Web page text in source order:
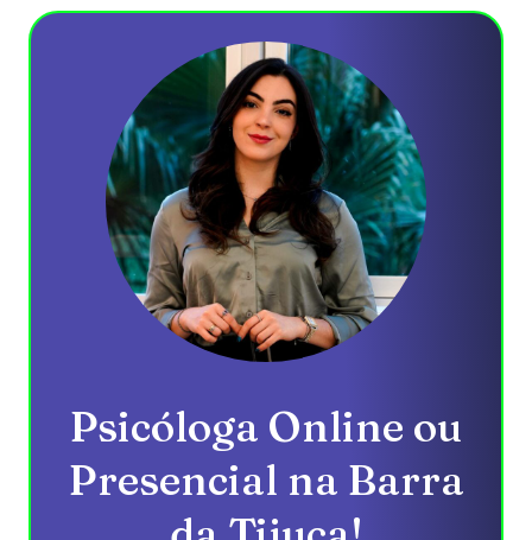
Psicóloga Online ou
Presencial na Barra